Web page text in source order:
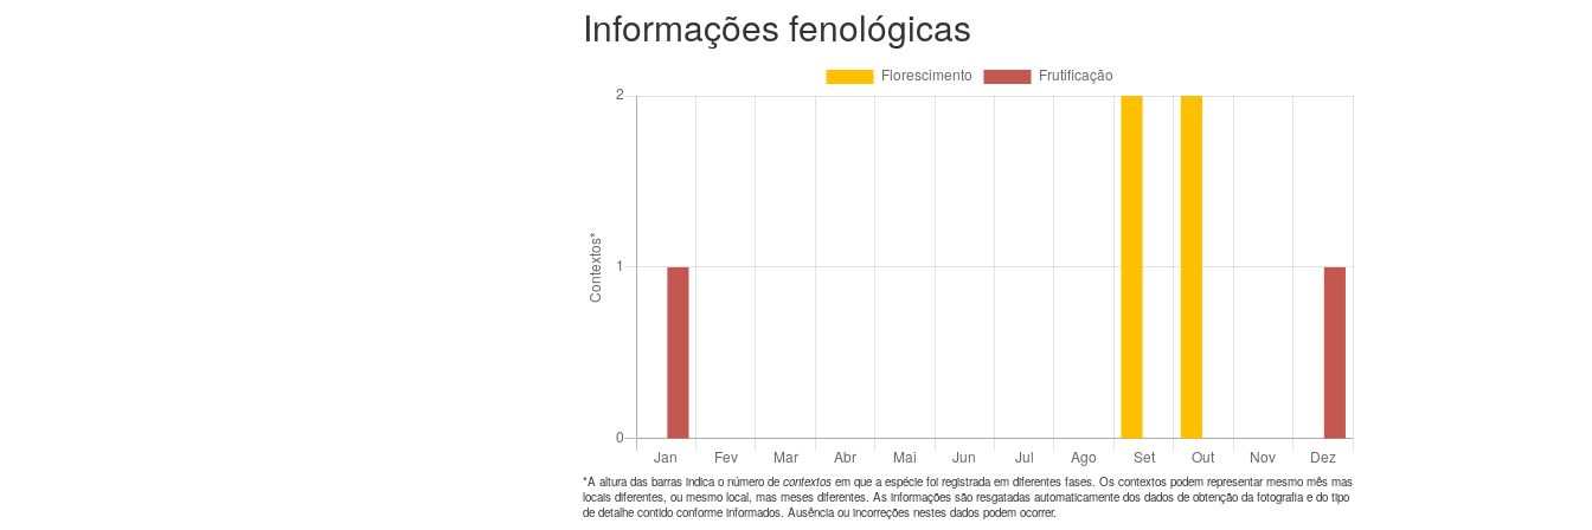
Informações fenológicas
*A altura das barras indica o número de contextos em que a espécie foi registrada em diferentes fases. Os contextos podem representar mesmo mês mas
locais diferentes, ou mesmo local, mas meses diferentes. As informações são resgatadas automaticamente dos dados de obtenção da fotografia e do tipo
de detalhe contido conforme informados. Ausência ou incorreções nestes dados podem ocorrer.